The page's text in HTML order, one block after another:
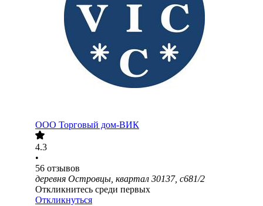
ООО Торговый дом-ВИК
4.3
•
56 отзывов
деревня Островцы, квартал 30137, с681/2
Откликнитесь среди первых
Откликнуться